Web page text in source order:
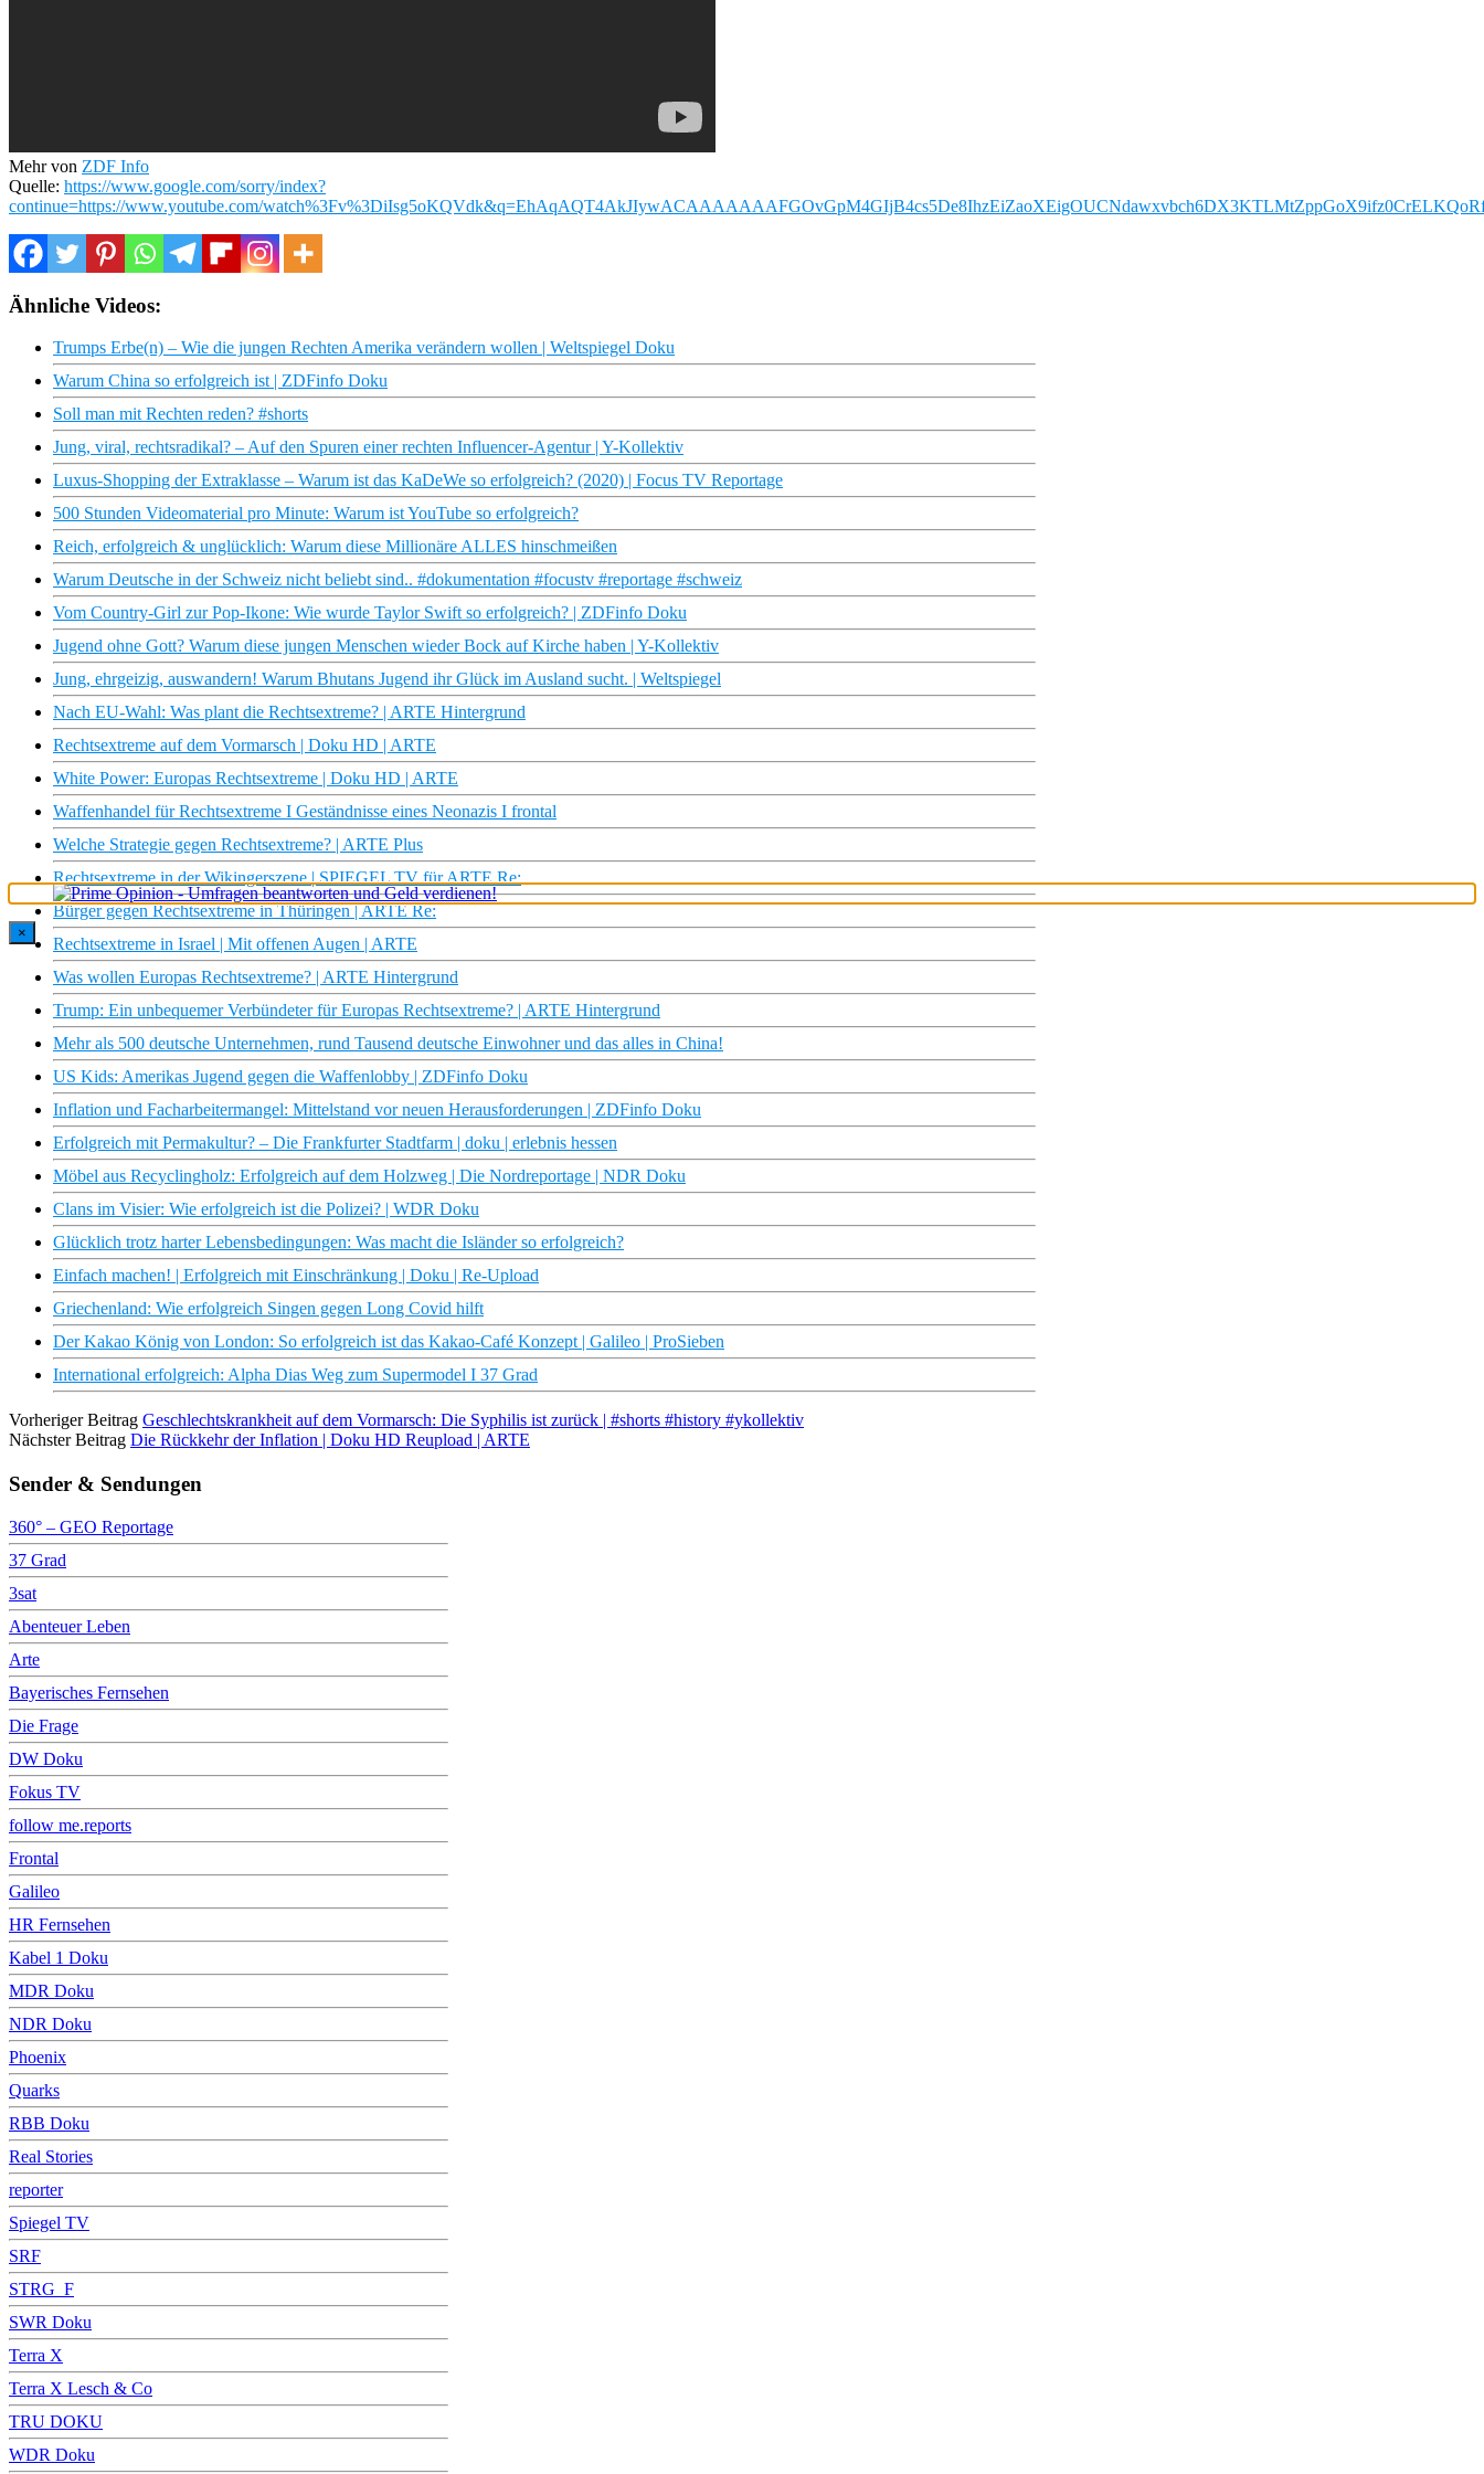
Mehr von ZDF Info
Quelle: https://www.google.com/sorry/index?
continue=https://www.youtube.com/
Ähnliche Videos:
Trumps Erbe(n) – Wie die jungen Rechten Amerika verändern wollen | Weltspiegel Doku
Warum China so erfolgreich ist | ZDFinfo Doku
Soll man mit Rechten reden? #shorts
Jung, viral, rechtsradikal? – Auf den Spuren einer rechten Influencer-Agentur | Y-Kollektiv
Luxus-Shopping der Extraklasse – Warum ist das KaDeWe so erfolgreich? (2020) | Focus TV Reportage
500 Stunden Videomaterial pro Minute: Warum ist YouTube so erfolgreich?
Reich, erfolgreich & unglücklich: Warum diese Millionäre ALLES hinschmeißen
Warum Deutsche in der Schweiz nicht beliebt sind.. #dokumentation #focustv #reportage #schweiz
Vom Country-Girl zur Pop-Ikone: Wie wurde Taylor Swift so erfolgreich? | ZDFinfo Doku
Jugend ohne Gott? Warum diese jungen Menschen wieder Bock auf Kirche haben | Y-Kollektiv
Jung, ehrgeizig, auswandern! Warum Bhutans Jugend ihr Glück im Ausland sucht. | Weltspiegel
Nach EU-Wahl: Was plant die Rechtsextreme? | ARTE Hintergrund
Rechtsextreme auf dem Vormarsch | Doku HD | ARTE
White Power: Europas Rechtsextreme | Doku HD | ARTE
Waffenhandel für Rechtsextreme I Geständnisse eines Neonazis I frontal
Welche Strategie gegen Rechtsextreme? | ARTE Plus
Rechtsextreme in der Wikingerszene | SPIEGEL TV für ARTE Re:
Bürger gegen Rechtsextreme in Thüringen | ARTE Re:
Rechtsextreme in Israel | Mit offenen Augen | ARTE
Was wollen Europas Rechtsextreme? | ARTE Hintergrund
Trump: Ein unbequemer Verbündeter für Europas Rechtsextreme? | ARTE Hintergrund
Mehr als 500 deutsche Unternehmen, rund Tausend deutsche Einwohner und das alles in China!
US Kids: Amerikas Jugend gegen die Waffenlobby | ZDFinfo Doku
Inflation und Facharbeitermangel: Mittelstand vor neuen Herausforderungen | ZDFinfo Doku
Erfolgreich mit Permakultur? – Die Frankfurter Stadtfarm | doku | erlebnis hessen
Möbel aus Recyclingholz: Erfolgreich auf dem Holzweg | Die Nordreportage | NDR Doku
Clans im Visier: Wie erfolgreich ist die Polizei? | WDR Doku
Glücklich trotz harter Lebensbedingungen: Was macht die Isländer so erfolgreich?
Einfach machen! | Erfolgreich mit Einschränkung | Doku | Re-Upload
Griechenland: Wie erfolgreich Singen gegen Long Covid hilft
Der Kakao König von London: So erfolgreich ist das Kakao-Café Konzept | Galileo | ProSieben
International erfolgreich: Alpha Dias Weg zum Supermodel I 37 Grad
Vorheriger Beitrag Geschlechtskrankheit auf dem Vormarsch: Die Syphilis ist zurück | #shorts #history #ykollektiv
Nächster Beitrag Die Rückkehr der Inflation | Doku HD Reupload | ARTE
Sender & Sendungen
360° – GEO Reportage
37 Grad
3sat
Abenteuer Leben
Arte
Bayerisches Fernsehen
Die Frage
DW Doku
Fokus TV
follow me.reports
Frontal
Galileo
HR Fernsehen
Kabel 1 Doku
MDR Doku
NDR Doku
Phoenix
Quarks
RBB Doku
Real Stories
reporter
Spiegel TV
SRF
STRG_F
SWR Doku
Terra X
Terra X Lesch & Co
TRU DOKU
WDR Doku
×